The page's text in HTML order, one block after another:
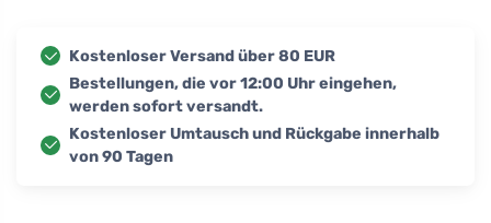
Kostenloser Versand über 80 EUR
Bestellungen, die vor 12:00 Uhr eingehen,
werden sofort versandt.
Kostenloser Umtausch und Rückgabe innerhalb
von 90 Tagen